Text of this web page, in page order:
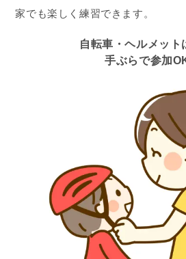
家でも楽しく練習できます。
自転車・ヘルメット
手ぶらで参加